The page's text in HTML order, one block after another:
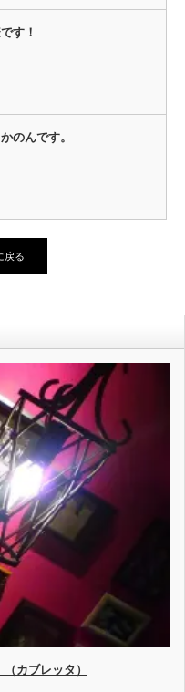
す！
のんです。
戻る
カブレッタ）